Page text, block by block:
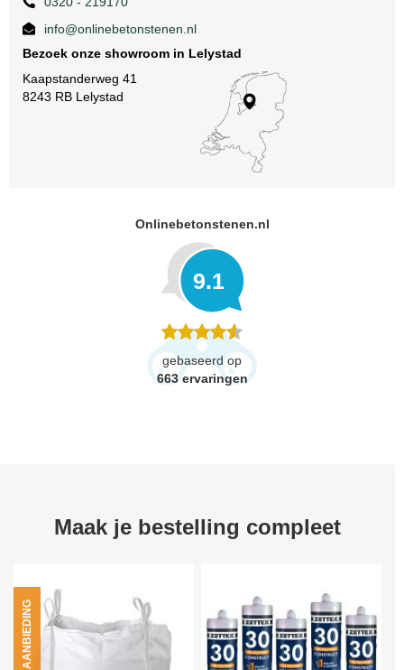
info@onlinebetonstenen.nl
Bezoek onze showroom in Lelystad
Kaapstanderweg 41
8243 RB Lelystad
Onlinebetonstenen.nl
9.1
gebaseerd op
663 ervaringen
Maak je bestelling compleet
AANBIEDING